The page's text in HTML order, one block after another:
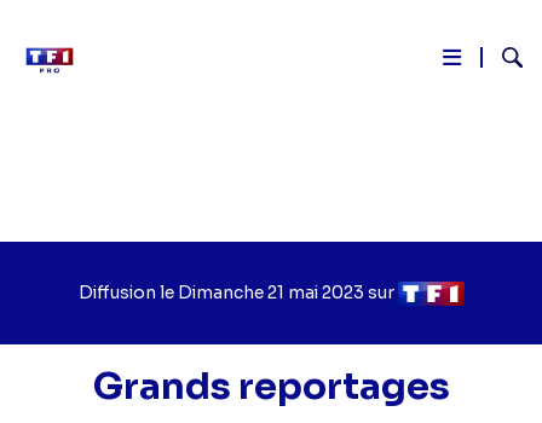
Diffusion le Jour
diffusion
Dimanche 21 mai 2023 sur Chaîne
diffusion
Grands reportages